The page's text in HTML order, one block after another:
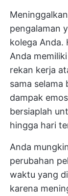
pengalaman
kolega Anda.
Anda
rekan kerja
sama selama
dampak
bersiaplah
hingga hari
Anda
perubahan
waktu yang
karena